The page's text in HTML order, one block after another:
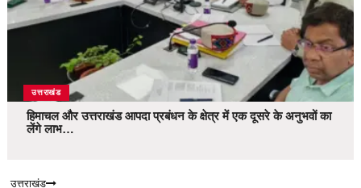
उत्तराखंड
हिमाचल और उत्तराखंड आपदा प्रबंधन के क्षेत्र में एक दूसरे के अनुभवों का
लेंगे लाभ…
उत्तराखंड